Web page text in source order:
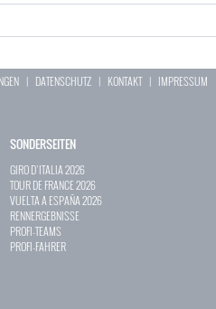
| DATENSCHUTZ | KONTAKT| IMPRESSUM
SONDERSEITEN
GIRO D`ITALIA 2026
TOUR DE FRANCE 2026
VUELTA A ESPAÑA 2026
RENNERGEBNISSE
PROFI-TEAMS
PROFI-FAHRER